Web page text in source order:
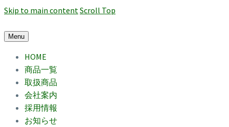
Skip to main contentScroll Top
Menu
HOME
商品一覧
取扱商品
会社案内
採用情報
お知らせ